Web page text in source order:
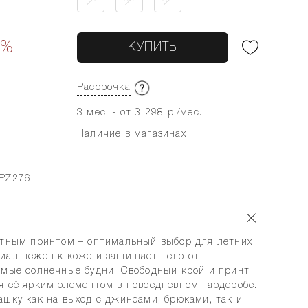
КУПИТЬ
Рассрочка
3 мес. - от 3 298 р./мес.
Наличие в магазинах
принтом – оптимальный выбор для летних
нежен к коже и защищает тело от
солнечные будни. Свободный крой и принт
её ярким элементом в повседневном гардеробе.
как на выход с джинсами, брюками, так и